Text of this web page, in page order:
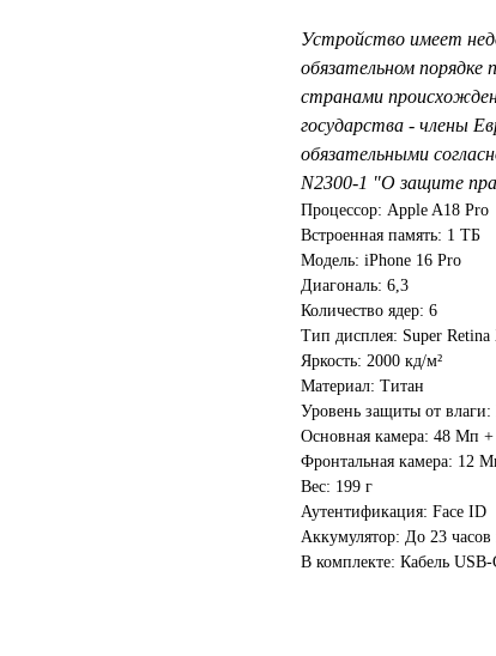
Устройство имеет
обязательном
странами
государства - члены
обязательными
N2300-1 "О защите
Процессор: Apple A18 Pro
Встроенная память: 1 ТБ
Модель: iPhone 16 Pro
Диагональ: 6,3
Количество ядер: 6
Тип дисплея: Super Retina
Яркость: 2000 кд/м²
Материал: Титан
Уровень защиты от
Основная камера: 48 Мп
Фронтальная камера: 12
Вес: 199 г
Аутентификация: Face ID
Аккумулятор: До 23 часов
В комплекте: Кабель